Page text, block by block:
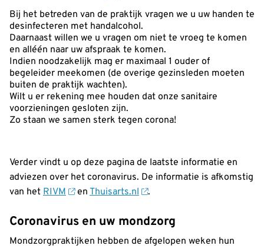
Bij het betreden van de praktijk vragen we u uw handen te
desinfecteren met handalcohol.
Daarnaast willen we u vragen om niet te vroeg te komen
en alléén naar uw afspraak te komen.
Indien noodzakelijk mag er maximaal 1 ouder of
begeleider meekomen (de overige gezinsleden moeten
buiten de praktijk wachten).
Wilt u er rekening mee houden dat onze sanitaire
voorzieningen gesloten zijn.
Zo staan we samen sterk tegen corona!
Verder vindt u op deze pagina de laatste informatie en
adviezen over het coronavirus. De informatie is afkomstig
van het RIVM enThuisarts.nl .
Coronavirus en uw mondzorg
Mondzorgpraktijken hebben de afgelopen weken hun